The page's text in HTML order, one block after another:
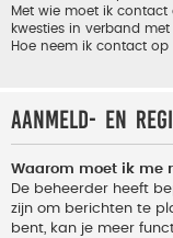
Met wie moet ik
kwesties in verband
Hoe neem ik contact op
Aanmeld- en
Waarom moet ik me
De beheerder heeft
zijn om berichten te
bent, kan je meer